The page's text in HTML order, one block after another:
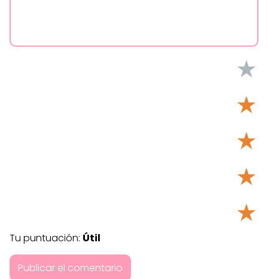
★
★
★
★
★
Tu puntuación: Útil